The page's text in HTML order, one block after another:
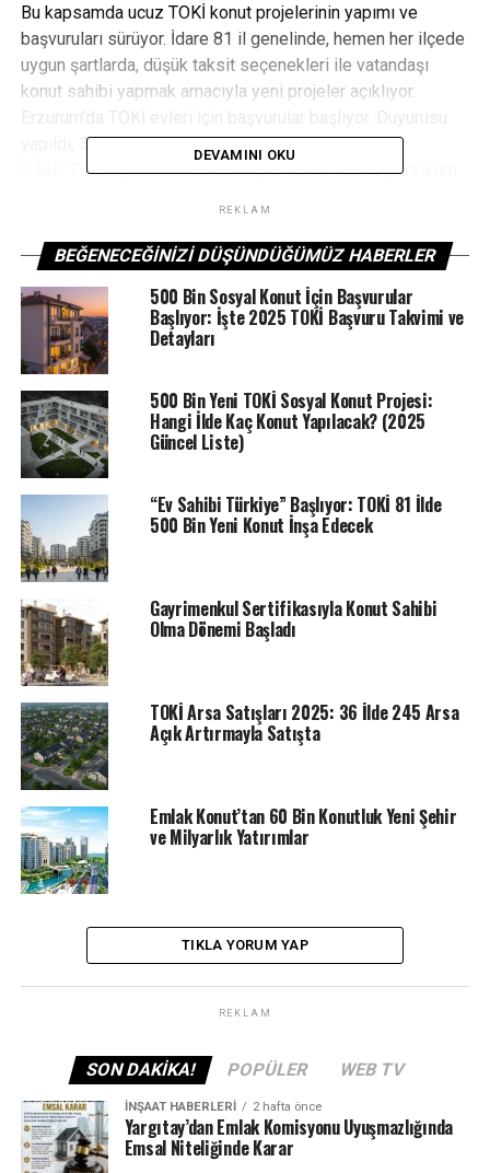
Bu kapsamda ucuz TOKİ konut projelerinin yapımı ve
başvuruları sürüyor. İdare 81 il genelinde, hemen her ilçede
uygun şartlarda, düşük taksit seçenekleri ile vatandaşı
konut sahibi yapmak amacıyla yeni projeler açıklıyor.
yapıldı, 3 Ekim itibariyle başvuru alınmaya başlıyor.
2 BİN TL BAŞVURU BEDELİ!Toplu Konut İdaresi, Erzurum
tipinde daire seçenekleri için başvurular 03 Ekim – 11 Ekim
2024 tarihleri arasında gerçekleştirilebilecek.
Kura yöntemiyle başvuru almaya başlanacak TOKİ Erzurum
Aşkale konut projesinde 11 adet 2+1 ve 2 adet 3+1 daire
için satış yapılacak. Projede daire fiyatları 1.667.825,53
TL’den başlangıç gösteriyor, 2.416.321,92 TL en yüksek
fiyatla satılacak. 120 ay vade imkanı ile 10.423 TL taksitle
Erzurum Aşkale TOKİ konut projesinde evlerin satış
başvurusu sonrası 18 Ekim tarihinde kura çekimi ile hak
sahipleri belirlenecek.
TOKİ 100 Bin Sosyal Konut hakkında son dakika
açıklama! TOKİ o evlerin ücreti ve konut belirleme
kura tarihlerini paylaştı!
yeni bir duyuru yayınladı. Bu kapsamda 2+1 ve 3+1 daire
seçenekleri yer alan kampanyada kura ile fiyatlar paylaşıldı.
ETIKETLER EMLAK KONUT TOKI HABERLERI
SONRAKI
53 daireli TOKİ Trabzon Şalpazarı hak sahipliği konut
belirleme kura sonuçları belli oldu
ÖNCEKI
TOKİ 100 Bin Sosyal Konut hakkında kritik açıklama!
TOKİ evlerinin ücreti ve konut belirleme kuraları belli
oldu
DEVAMINI OKU
REKLAM
BEĞENECEĞINIZI DÜŞÜNDÜĞÜMÜZ HABERLER
500 Bin Sosyal Konut İçin Başvurular
Başlıyor: İşte 2025 TOKİ Başvuru Takvimi ve
Detayları
500 Bin Yeni TOKİ Sosyal Konut Projesi:
Hangi İlde Kaç Konut Yapılacak? (2025
Güncel Liste)
“Ev Sahibi Türkiye” Başlıyor: TOKİ 81 İlde
500 Bin Yeni Konut İnşa Edecek
Gayrimenkul Sertifikasıyla Konut Sahibi
Olma Dönemi Başladı
TOKİ Arsa Satışları 2025: 36 İlde 245 Arsa
Açık Artırmayla Satışta
Emlak Konut’tan 60 Bin Konutluk Yeni Şehir
ve Milyarlık Yatırımlar
TIKLA YORUM YAP
REKLAM
SON DAKIKA! POPÜLER WEB TV
İNŞAAT HABERLERI 2 hafta önce
Yargıtay’dan Emlak Komisyonu Uyuşmazlığında
Emsal Niteliğinde Karar